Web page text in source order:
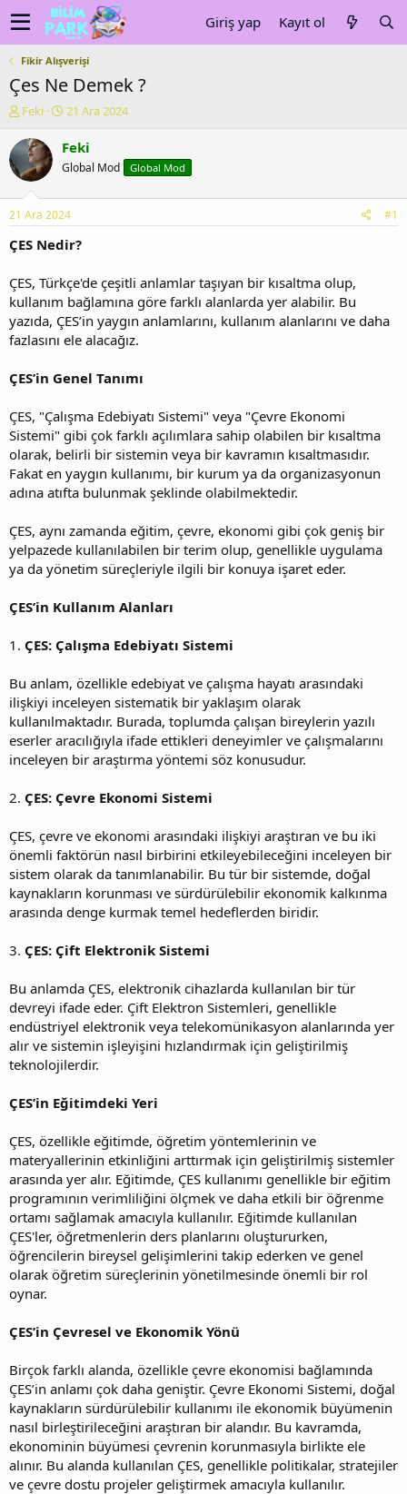
Giriş yap Kayıt ol
Fikir Alışverişi
Çes Ne Demek ?
K
n
u
y
b
a
ş
t
a
n
Feki
B
ş
a
g
ç
r
h
i
21 Ara 2024
Feki
Global Mod Global Mod
21 Ara 2024 #1
ÇES Nedir?
ÇES, Türkçe'de çeşitli anlamlar taşıyan bir kısaltma olup,
kullanım bağlamına göre farklı alanlarda yer alabilir. Bu
yazıda, ÇES’in yaygın anlamlarını, kullanım alanlarını ve daha
fazlasını ele alacağız.
ÇES’in Genel Tanımı
ÇES, "Çalışma Edebiyatı Sistemi" veya "Çevre Ekonomi
Sistemi" gibi çok farklı açılımlara sahip olabilen bir kısaltma
olarak, belirli bir sistemin veya bir kavramın kısaltmasıdır.
Fakat en yaygın kullanımı, bir kurum ya da organizasyonun
adına atıfta bulunmak şeklinde olabilmektedir.
ÇES, aynı zamanda eğitim, çevre, ekonomi gibi çok geniş bir
yelpazede kullanılabilen bir terim olup, genellikle uygulama
ya da yönetim süreçleriyle ilgili bir konuya işaret eder.
ÇES’in Kullanım Alanları
1. ÇES: Çalışma Edebiyatı Sistemi
Bu anlam, özellikle edebiyat ve çalışma hayatı arasındaki
ilişkiyi inceleyen sistematik bir yaklaşım olarak
kullanılmaktadır. Burada, toplumda çalışan bireylerin yazılı
eserler aracılığıyla ifade ettikleri deneyimler ve çalışmalarını
inceleyen bir araştırma yöntemi söz konusudur.
2. ÇES: Çevre Ekonomi Sistemi
ÇES, çevre ve ekonomi arasındaki ilişkiyi araştıran ve bu iki
önemli faktörün nasıl birbirini etkileyebileceğini inceleyen bir
sistem olarak da tanımlanabilir. Bu tür bir sistemde, doğal
kaynakların korunması ve sürdürülebilir ekonomik kalkınma
arasında denge kurmak temel hedeflerden biridir.
3. ÇES: Çift Elektronik Sistemi
Bu anlamda ÇES, elektronik cihazlarda kullanılan bir tür
devreyi ifade eder. Çift Elektron Sistemleri, genellikle
endüstriyel elektronik veya telekomünikasyon alanlarında yer
alır ve sistemin işleyişini hızlandırmak için geliştirilmiş
teknolojilerdir.
ÇES’in Eğitimdeki Yeri
ÇES, özellikle eğitimde, öğretim yöntemlerinin ve
materyallerinin etkinliğini arttırmak için geliştirilmiş sistemler
arasında yer alır. Eğitimde, ÇES kullanımı genellikle bir eğitim
programının verimliliğini ölçmek ve daha etkili bir öğrenme
ortamı sağlamak amacıyla kullanılır. Eğitimde kullanılan
ÇES'ler, öğretmenlerin ders planlarını oluştururken,
öğrencilerin bireysel gelişimlerini takip ederken ve genel
olarak öğretim süreçlerinin yönetilmesinde önemli bir rol
oynar.
ÇES’in Çevresel ve Ekonomik Yönü
Birçok farklı alanda, özellikle çevre ekonomisi bağlamında
ÇES’in anlamı çok daha geniştir. Çevre Ekonomi Sistemi, doğal
kaynakların sürdürülebilir kullanımı ile ekonomik büyümenin
nasıl birleştirileceğini araştıran bir alandır. Bu kavramda,
ekonominin büyümesi çevrenin korunmasıyla birlikte ele
alınır. Bu alanda kullanılan ÇES, genellikle politikalar, stratejiler
ve çevre dostu projeler geliştirmek amacıyla kullanılır.